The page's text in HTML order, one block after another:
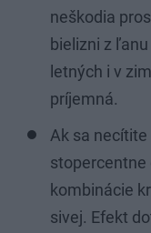
neškodia
bielizni z
letných i v
príjemná.
Ak sa
stopercentne
kombinácie
sivej. Efekt